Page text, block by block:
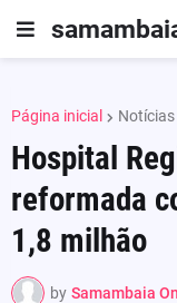
Página inicial Notícias
Hospital
reformada
1,8 milhão
by Samambaia